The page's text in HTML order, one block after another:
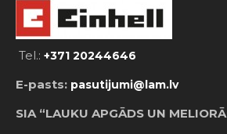
Tel.: +371 20244646
E-pasts: pasutijumi@lam.lv
SIA “LAUKU APGĀDS UN